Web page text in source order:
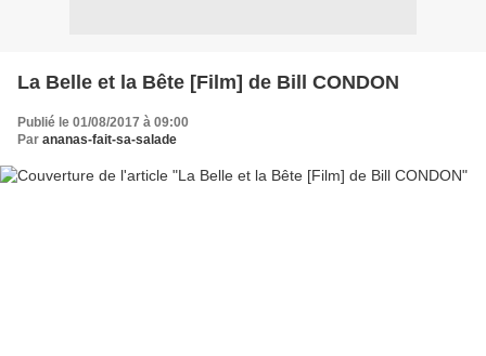
La Belle et la Bête [Film] de Bill CONDON
Publié le 01/08/2017 à 09:00
Par ananas-fait-sa-salade